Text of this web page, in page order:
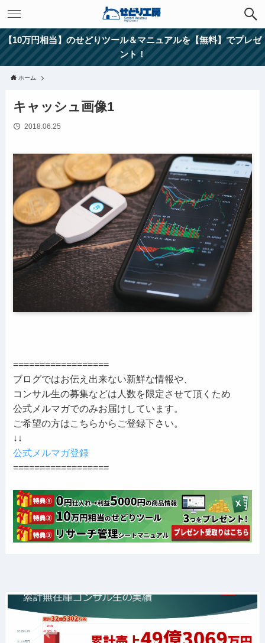
【10万円相当】のせどりツール＆マニュアルを【無料】でプレゼ
ント！
ホーム
キャッシュ画像1
2018.06.25
==================
ブログではお伝え出来ない新鮮な情報や、
コンサル生の募集などは人数を限定させて頂くため
公式メルマガでのみお届けしています。
ご希望の方はこちらからご登録下さい。
↓↓
公式メルマガ登録
==================